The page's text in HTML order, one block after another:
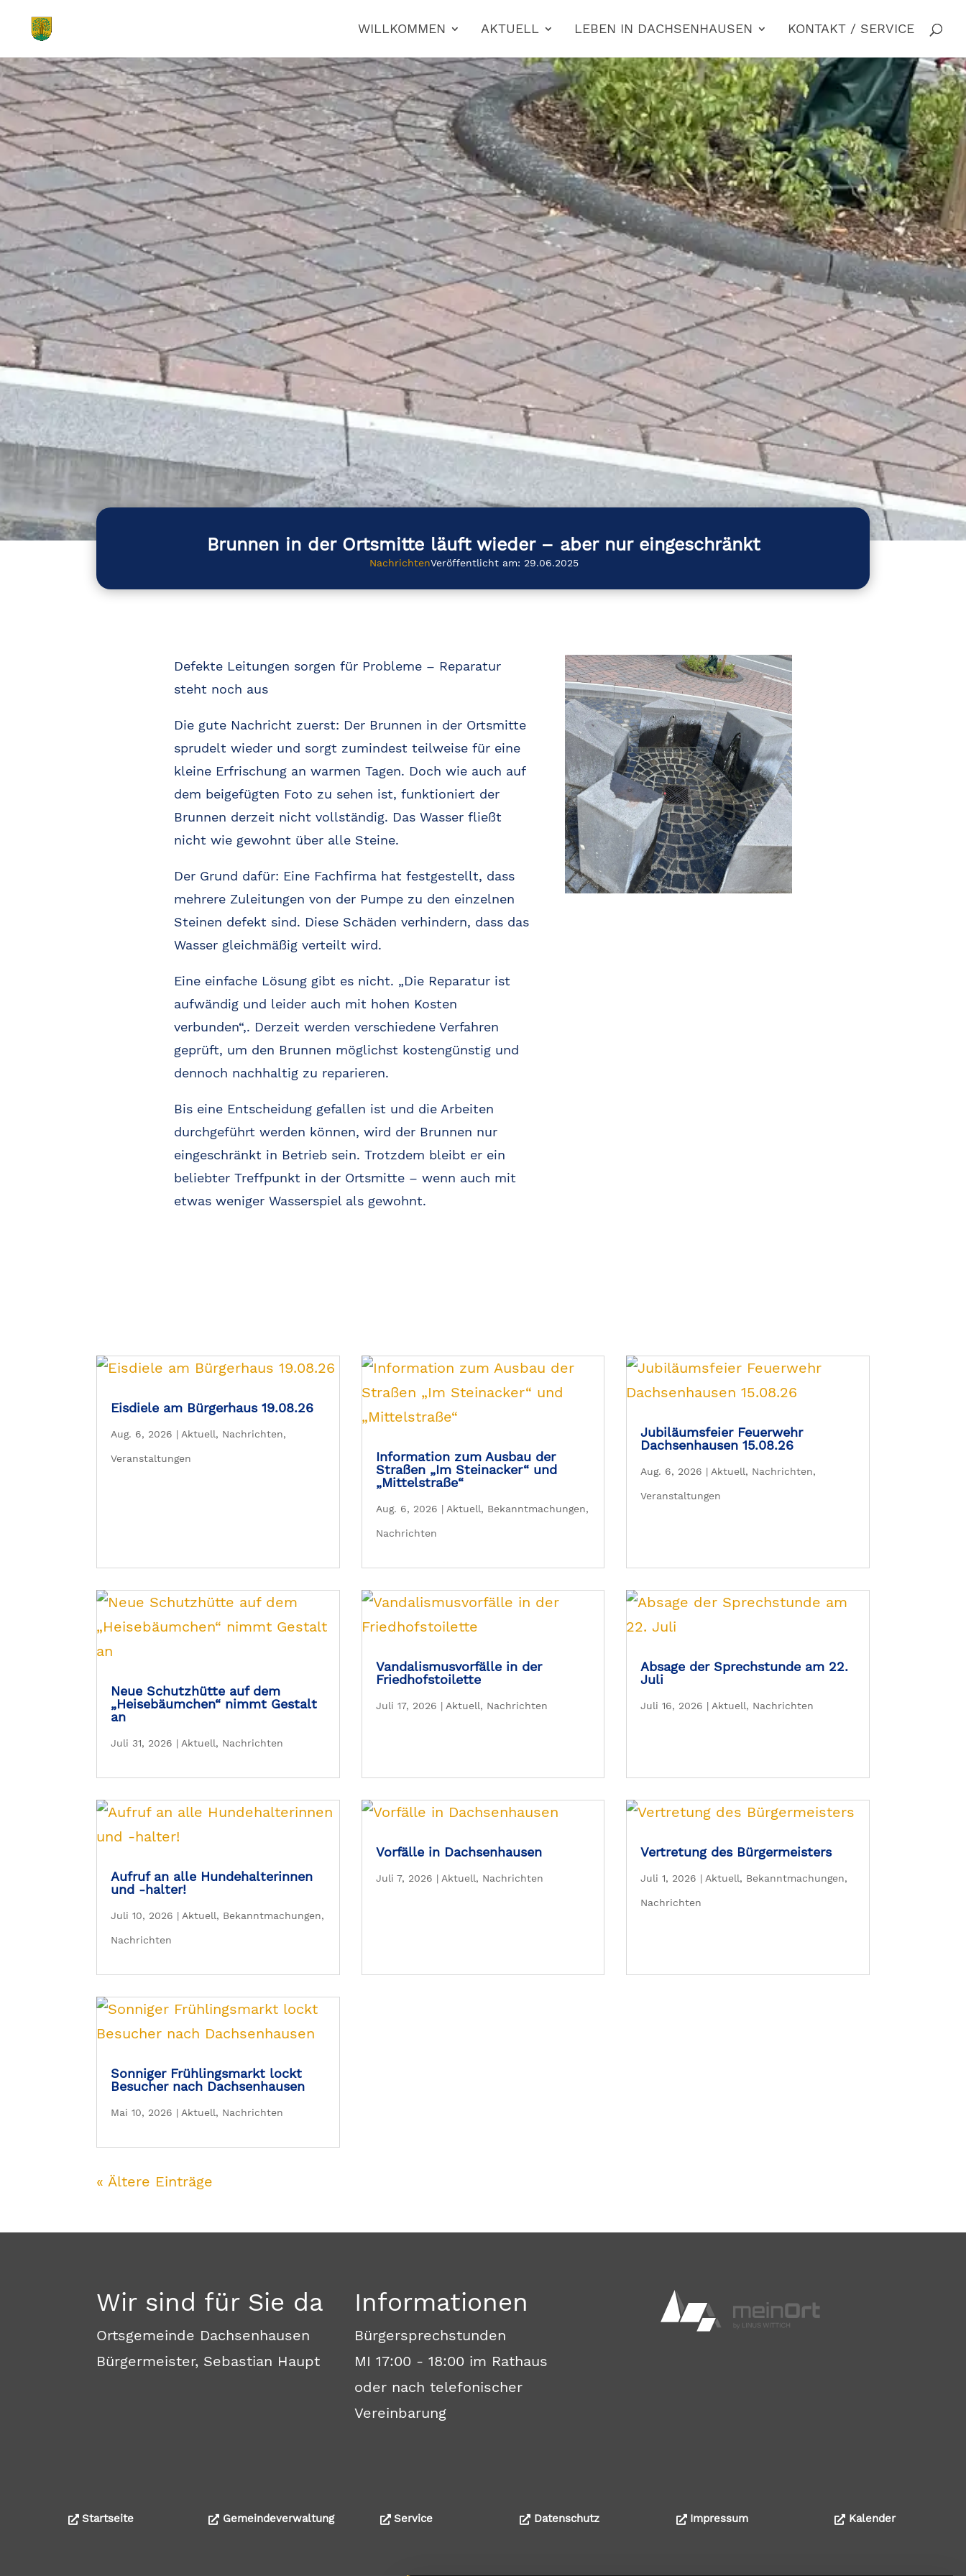
WILLKOMMEN AKTUELL LEBEN IN DACHSENHAUSEN KONTAKT / SERVICE
Brunnen in der Ortsmitte läuft wieder – aber nur eingeschränkt
NachrichtenVeröffentlicht am: 29.06.2025
Defekte Leitungen sorgen für Probleme – Reparatur
steht noch aus
Die gute Nachricht zuerst: Der Brunnen in der Ortsmitte
sprudelt wieder und sorgt zumindest teilweise für eine
kleine Erfrischung an warmen Tagen. Doch wie auch auf
dem beigefügten Foto zu sehen ist, funktioniert der
Brunnen derzeit nicht vollständig. Das Wasser fließt
nicht wie gewohnt über alle Steine.
Der Grund dafür: Eine Fachfirma hat festgestellt, dass
mehrere Zuleitungen von der Pumpe zu den einzelnen
Steinen defekt sind. Diese Schäden verhindern, dass das
Wasser gleichmäßig verteilt wird.
Eine einfache Lösung gibt es nicht. „Die Reparatur ist
aufwändig und leider auch mit hohen Kosten
verbunden“,. Derzeit werden verschiedene Verfahren
geprüft, um den Brunnen möglichst kostengünstig und
dennoch nachhaltig zu reparieren.
Bis eine Entscheidung gefallen ist und die Arbeiten
durchgeführt werden können, wird der Brunnen nur
eingeschränkt in Betrieb sein. Trotzdem bleibt er ein
beliebter Treffpunkt in der Ortsmitte – wenn auch mit
etwas weniger Wasserspiel als gewohnt.
Eisdiele am Bürgerhaus 19.08.26
Aug. 6, 2026 | Aktuell, Nachrichten,
Veranstaltungen
Information zum Ausbau der
Straßen „Im Steinacker“ und
„Mittelstraße“
Aug. 6, 2026 | Aktuell, Bekanntmachungen,
Nachrichten
Jubiläumsfeier Feuerwehr
Dachsenhausen 15.08.26
Aug. 6, 2026 | Aktuell, Nachrichten,
Veranstaltungen
Neue Schutzhütte auf dem
„Heisebäumchen“ nimmt Gestalt
an
Juli 31, 2026 | Aktuell, Nachrichten
Vandalismusvorfälle in der
Friedhofstoilette
Juli 17, 2026 | Aktuell, Nachrichten
Absage der Sprechstunde am 22.
Juli
Juli 16, 2026 | Aktuell, Nachrichten
Aufruf an alle Hundehalterinnen
und -halter!
Juli 10, 2026 | Aktuell, Bekanntmachungen,
Nachrichten
Vorfälle in Dachsenhausen
Juli 7, 2026 | Aktuell, Nachrichten
Vertretung des Bürgermeisters
Juli 1, 2026 | Aktuell, Bekanntmachungen,
Nachrichten
Sonniger Frühlingsmarkt lockt
Besucher nach Dachsenhausen
Mai 10, 2026 | Aktuell, Nachrichten
« Ältere Einträge
Wir sind für Sie da
Ortsgemeinde Dachsenhausen
Bürgermeister, Sebastian Haupt
Informationen
Bürgersprechstunden
MI 17:00 - 18:00 im Rathaus
oder nach telefonischer
Vereinbarung
Startseite Gemeindeverwaltung Service Datenschutz Impressum Kalender